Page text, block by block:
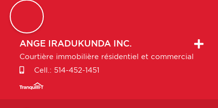
ANGE IRADUKUNDA INC.
Courtière immobilière résidentiel et commercial
Cell.: 514-452-1451